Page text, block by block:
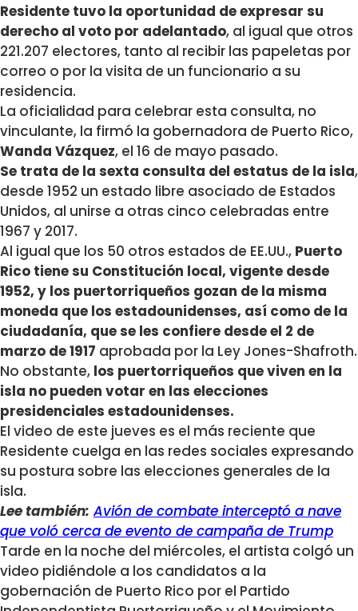
Residente tuvo la oportunidad de expresar su
derecho al voto por adelantado, al igual que otros
221.207 electores, tanto al recibir las papeletas por
correo o por la visita de un funcionario a su
residencia.
La oficialidad para celebrar esta consulta, no
vinculante, la firmó la gobernadora de Puerto Rico,
Wanda Vázquez, el 16 de mayo pasado.
Se trata de la sexta consulta del estatus de la isla,
desde 1952 un estado libre asociado de Estados
Unidos, al unirse a otras cinco celebradas entre
1967 y 2017.
Al igual que los 50 otros estados de EE.UU., Puerto
Rico tiene su Constitución local, vigente desde
1952, y los puertorriqueños gozan de la misma
moneda que los estadounidenses, así como de la
ciudadanía, que se les confiere desde el 2 de
marzo de 1917 aprobada por la Ley Jones-Shafroth.
No obstante, los puertorriqueños que viven en la
isla no pueden votar en las elecciones
presidenciales estadounidenses.
El video de este jueves es el más reciente que
Residente cuelga en las redes sociales expresando
su postura sobre las elecciones generales de la
isla.
Lee también: Avión de combate interceptó a nave
que voló cerca de evento de campaña de Trump
Tarde en la noche del miércoles, el artista colgó un
video pidiéndole a los candidatos a la
gobernación de Puerto Rico por el Partido